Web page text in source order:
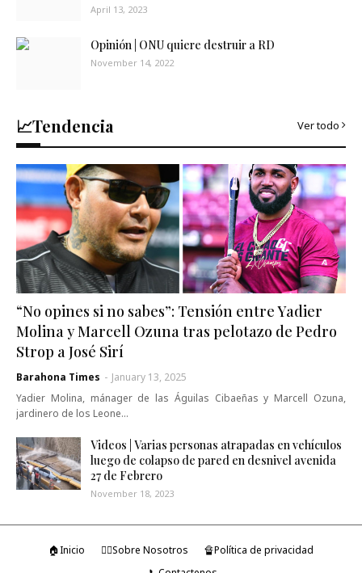
April 13, 2023
Opinión | ONU quiere destruir a RD
November 14, 2022
📈Tendencia Ver todo
“No opines si no sabes”: Tensión entre Yadier
Molina y Marcell Ozuna tras pelotazo de Pedro
Strop a José Sirí
Barahona Times - January 13, 2025
Yadier Molina, mánager de las Águilas Cibaeñas y Marcell Ozuna,
jardinero de los Leone…
Videos | Varias personas atrapadas en vehículos
luego de colapso de pared en desnivel avenida
27 de Febrero
November 18, 2023
🏠Inicio 🤷‍♂️Sobre Nosotros
🔏Política de privacidad